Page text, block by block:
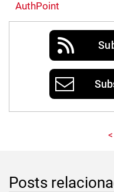
AuthPoint
Posts